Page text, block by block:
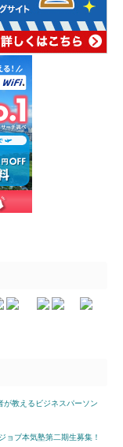
が教えるビジネスパーソン
ョブ本気塾第二期生募集！